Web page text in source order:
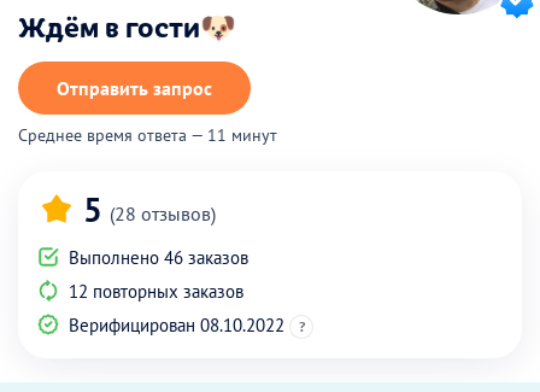
Ждём в гости🐶
Отправить запрос
Среднее время ответа — 11 минут
5 (28 отзывов)
Выполнено 46 заказов
12 повторных заказов
Верифицирован 08.10.2022
?